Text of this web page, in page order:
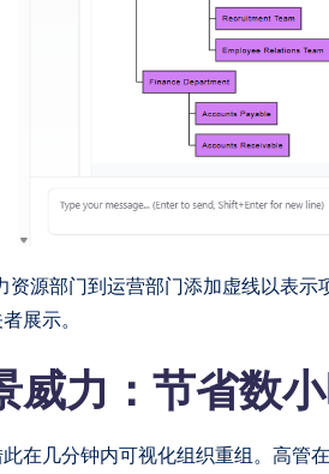
资源部门到运营部门添加虚线以表
展示。
威力：节省数
在几分钟内可视化组织重组。高管